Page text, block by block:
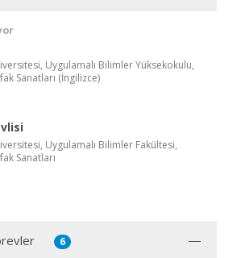
Uygulamalı Bilimler Yüksekokulu,
Sanatları (İngilizce)
Uygulamalı Bilimler Fakültesi,
Sanatları
6